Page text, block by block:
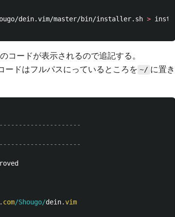
dein.vim/master/bin/installer.sh >
コードが表示されるので追記する。
ードはフルパスにっているところを ~/ に置き
. com/Shougo/dein.vim